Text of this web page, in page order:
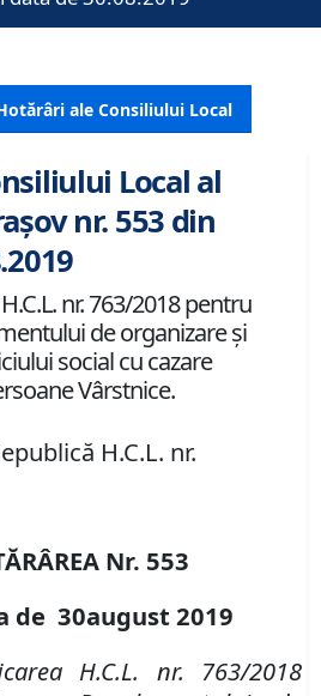
ale Consiliului Local
Local al
nr. 553 din
nr. 763/2018 pentru
de organizare şi
social cu cazare
Vârstnice.
H.C.L. nr.
Nr. 553
de 30august2019
H.C.L. nr. 763/2018